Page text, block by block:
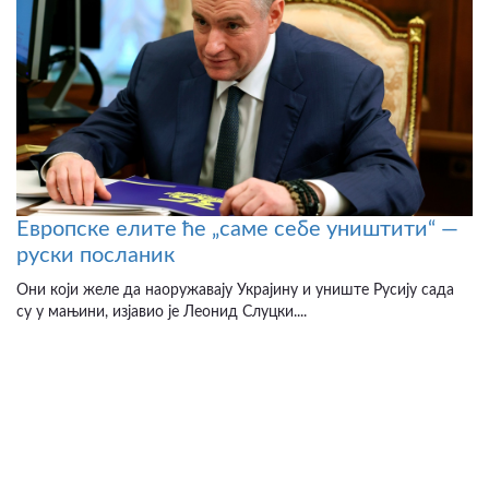
Европске елите ће „саме себе уништити“ —
руски посланик
Они који желе да наоружавају Украјину и униште Русију сада
су у мањини, изјавио је Леонид Слуцки....